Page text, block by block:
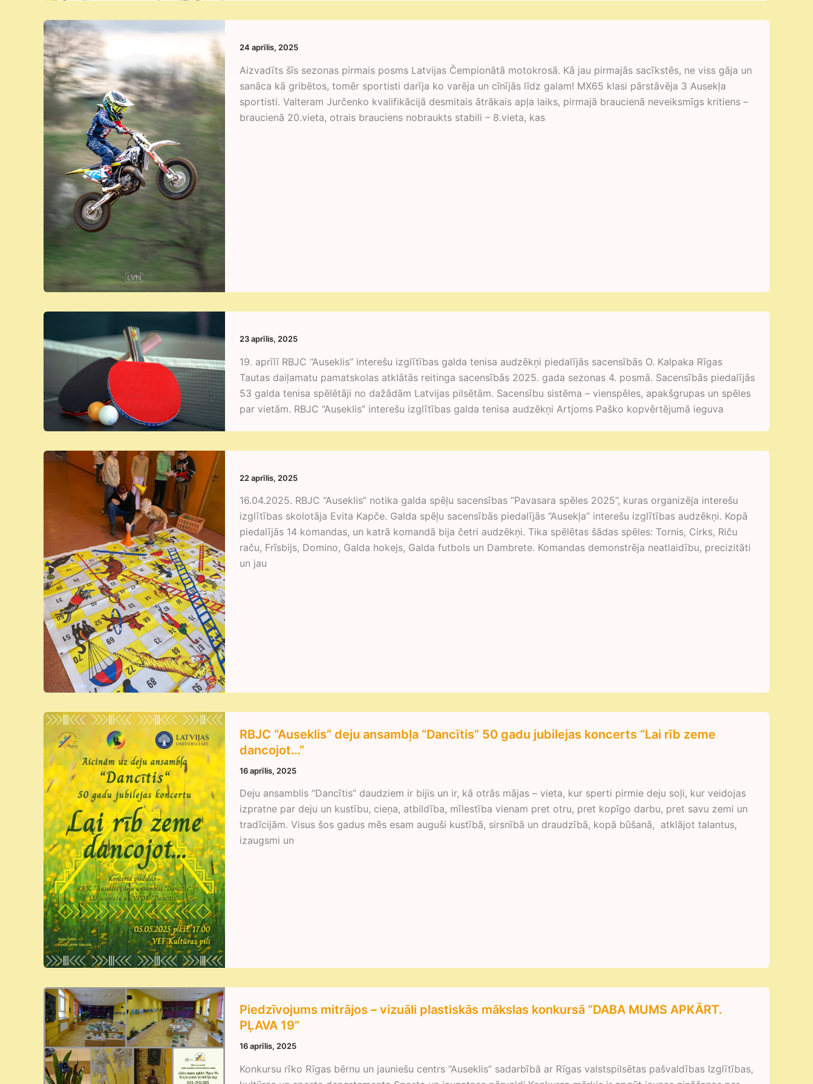
24 aprīlis, 2025
Aizvadīts šīs sezonas pirmais posms Latvijas Čempionātā motokrosā. Kā jau pirmajās sacīkstēs, ne viss gāja un
sanāca kā gribētos, tomēr sportisti darīja ko varēja un cīnījās līdz galam! MX65 klasi pārstāvēja 3 Ausekļa
sportisti. Valteram Jurčenko kvalifikācijā desmitais ātrākais apļa laiks, pirmajā braucienā neveiksmīgs kritiens –
braucienā 20.vieta, otrais brauciens nobraukts stabili – 8.vieta, kas
23 aprīlis, 2025
19. aprīlī RBJC “Auseklis” interešu izglītības galda tenisa audzēkņi piedalījās sacensībās O. Kalpaka Rīgas
Tautas daiļamatu pamatskolas atklātās reitinga sacensībās 2025. gada sezonas 4. posmā. Sacensībās piedalījās
53 galda tenisa spēlētāji no dažādām Latvijas pilsētām. Sacensību sistēma – vienspēles, apakšgrupas un spēles
par vietām. RBJC “Auseklis” interešu izglītības galda tenisa audzēkņi Artjoms Paško kopvērtējumā ieguva
22 aprīlis, 2025
16.04.2025. RBJC “Auseklis” notika galda spēļu sacensības “Pavasara spēles 2025”, kuras organizēja interešu
izglītības skolotāja Evita Kapče. Galda spēļu sacensībās piedalījās “Ausekļa” interešu izglītības audzēkņi. Kopā
piedalījās 14 komandas, un katrā komandā bija četri audzēkņi. Tika spēlētas šādas spēles: Tornis, Cirks, Riču
raču, Frīsbijs, Domino, Galda hokejs, Galda futbols un Dambrete. Komandas demonstrēja neatlaidību, precizitāti
un jau
RBJC “Auseklis” deju ansambļa “Dancītis” 50 gadu jubilejas koncerts “Lai rīb zeme
dancojot…”
16 aprīlis, 2025
Deju ansamblis “Dancītis” daudziem ir bijis un ir, kā otrās mājas – vieta, kur sperti pirmie deju soļi, kur veidojas
izpratne par deju un kustību, cieņa, atbildība, mīlestība vienam pret otru, pret kopīgo darbu, pret savu zemi un
tradīcijām. Visus šos gadus mēs esam auguši kustībā, sirsnībā un draudzībā, kopā būšanā, atklājot talantus,
izaugsmi un
Piedzīvojums mitrājos – vizuāli plastiskās mākslas konkursā “DABA MUMS APKĀRT.
PĻAVA 19”
16 aprīlis, 2025
Konkursu rīko Rīgas bērnu un jauniešu centrs “Auseklis” sadarbībā ar Rīgas valstspilsētas pašvaldības Izglītības,